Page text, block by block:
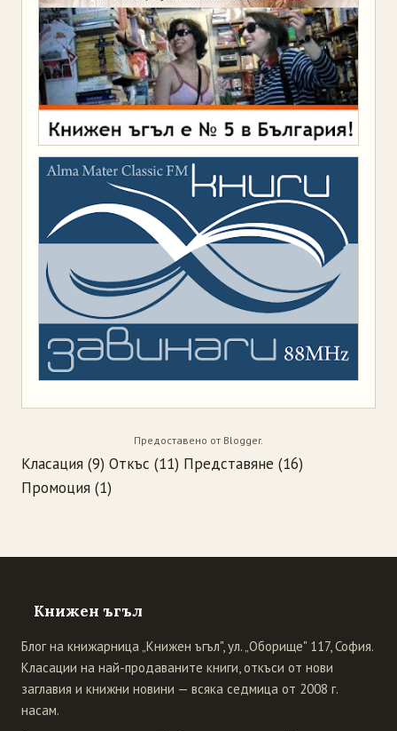
Предоставено от Blogger.
Класация (9) Откъс (11) Представяне (16)
Промоция (1)
Книжен ъгъл
Блог на книжарница „Книжен ъгъл", ул. „Оборище" 117, София.
Класации на най-продаваните книги, откъси от нови
заглавия и книжни новини — всяка седмица от 2008 г.
насам.